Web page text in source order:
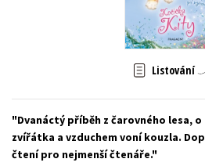
Zahraniční
Listování
Dvanáctý příběh z čarovného lesa,
zvířátka a vzduchem voní kouzla.
čtení pro nejmenší čtenáře.